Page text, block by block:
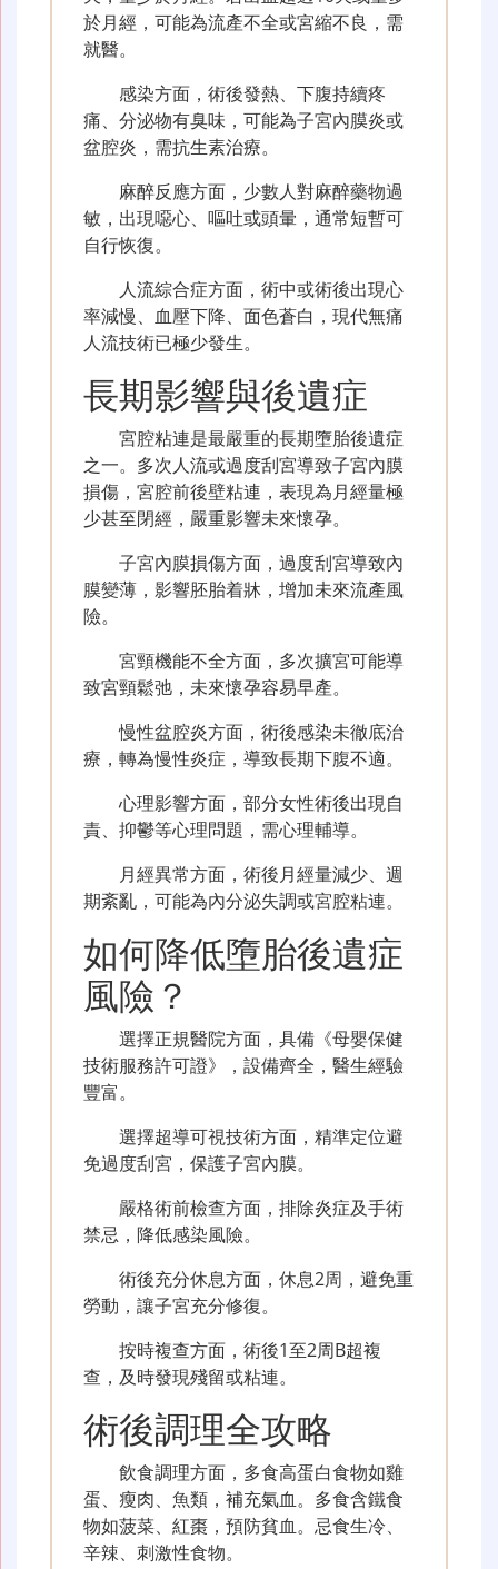
於月經，可能為流產不全或宮縮不良，需
就醫。
感染方面，術後發熱、下腹持續疼
痛、分泌物有臭味，可能為子宮內膜炎或
盆腔炎，需抗生素治療。
麻醉反應方面，少數人對麻醉藥物過
敏，出現噁心、嘔吐或頭暈，通常短暫可
自行恢復。
人流綜合症方面，術中或術後出現心
率減慢、血壓下降、面色蒼白，現代無痛
人流技術已極少發生。
長期影響與後遺症
宮腔粘連是最嚴重的長期墮胎後遺症
之一。多次人流或過度刮宮導致子宮內膜
損傷，宮腔前後壁粘連，表現為月經量極
少甚至閉經，嚴重影響未來懷孕。
子宮內膜損傷方面，過度刮宮導致內
膜變薄，影響胚胎着牀，增加未來流產風
險。
宮頸機能不全方面，多次擴宮可能導
致宮頸鬆弛，未來懷孕容易早產。
慢性盆腔炎方面，術後感染未徹底治
療，轉為慢性炎症，導致長期下腹不適。
心理影響方面，部分女性術後出現自
責、抑鬱等心理問題，需心理輔導。
月經異常方面，術後月經量減少、週
期紊亂，可能為內分泌失調或宮腔粘連。
如何降低墮胎後遺症
風險？
選擇正規醫院方面，具備《母嬰保健
技術服務許可證》，設備齊全，醫生經驗
豐富。
選擇超導可視技術方面，精準定位避
免過度刮宮，保護子宮內膜。
嚴格術前檢查方面，排除炎症及手術
禁忌，降低感染風險。
術後充分休息方面，休息2周，避免重
勞動，讓子宮充分修復。
按時複查方面，術後1至2周B超複
查，及時發現殘留或粘連。
術後調理全攻略
飲食調理方面，多食高蛋白食物如雞
蛋、瘦肉、魚類，補充氣血。多食含鐵食
物如菠菜、紅棗，預防貧血。忌食生冷、
辛辣、刺激性食物。